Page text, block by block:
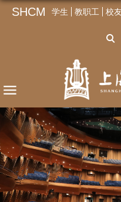
SHCM 学生 教职工 校